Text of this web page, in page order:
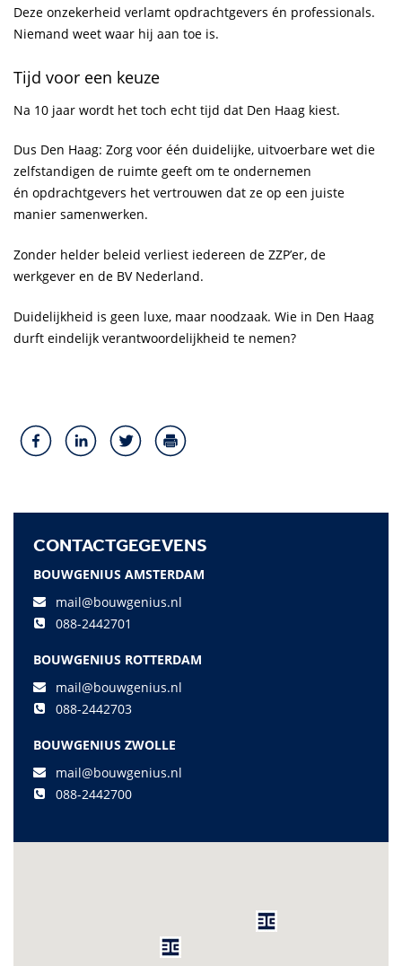
Deze onzekerheid verlamt opdrachtgevers én professionals.
Niemand weet waar hij aan toe is.
Tijd voor een keuze
Na 10 jaar wordt het toch echt tijd dat Den Haag kiest.
Dus Den Haag: Zorg voor één duidelijke, uitvoerbare wet die
zelfstandigen de ruimte geeft om te ondernemen
én opdrachtgevers het vertrouwen dat ze op een juiste
manier samenwerken.
Zonder helder beleid verliest iedereen de ZZP’er, de
werkgever en de BV Nederland.
Duidelijkheid is geen luxe, maar noodzaak. Wie in Den Haag
durft eindelijk verantwoordelijkheid te nemen?
CONTACTGEGEVENS
BOUWGENIUS AMSTERDAM
mail@bouwgenius.nl
088-2442701
BOUWGENIUS ROTTERDAM
mail@bouwgenius.nl
088-2442703
BOUWGENIUS ZWOLLE
mail@bouwgenius.nl
088-2442700